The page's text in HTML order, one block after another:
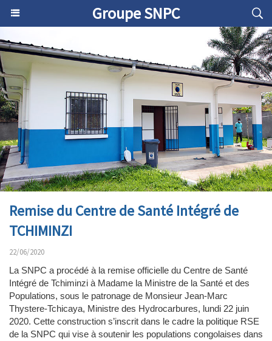
Groupe SNPC
Remise du Centre de Santé Intégré de
TCHIMINZI
22/06/2020
La SNPC a procédé à la remise officielle du Centre de Santé
Intégré de Tchiminzi à Madame la Ministre de la Santé et des
Populations, sous le patronage de Monsieur Jean-Marc
Thystere-Tchicaya, Ministre des Hydrocarbures, lundi 22 juin
2020. Cette construction s’inscrit dans le cadre la politique RSE
de la SNPC qui vise à soutenir les populations congolaises dans